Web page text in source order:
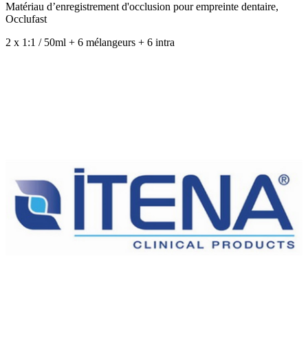
Matériau d’enregistrement d'occlusion pour empreinte dentaire,
Occlufast
2 x 1:1 / 50ml + 6 mélangeurs + 6 intra